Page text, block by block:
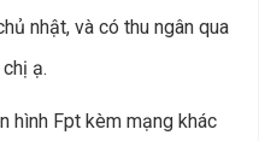
nhật, và có thu ngân qua
ạ.
hình Fpt kèm mạng khác